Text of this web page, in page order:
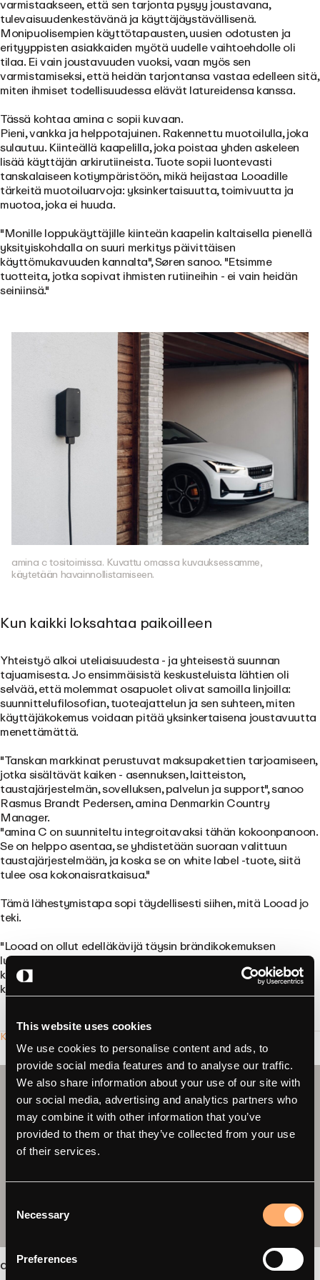
This website uses cookies
We use cookies to personalise content and ads, to
provide social media features and to analyse our traffic.
We also share information about your use of our site with
our social media, advertising and analytics partners who
may combine it with other information that you’ve
provided to them or that they’ve collected from your use
of their services.
Selection
Necessary
Preferences
varmistaakseen, että sen tarjonta pysyy joustavana,
tulevaisuudenkestävänä ja käyttäjäystävällisenä.
Monipuolisempien käyttötapausten, uusien odotusten ja
erityyppisten asiakkaiden myötä uudelle vaihtoehdolle oli
tilaa. Ei vain joustavuuden vuoksi, vaan myös sen
varmistamiseksi, että heidän tarjontansa vastaa edelleen sitä,
miten ihmiset todellisuudessa elävät latureidensa kanssa.
Tässä kohtaa amina c sopii kuvaan.
Pieni, vankka ja helppotajuinen.Rakennettu muotoilulla, joka
sulautuu. Kiinteällä kaapelilla, joka poistaa yhden askeleen
lisää käyttäjän arkirutiineista.Tuote sopii luontevasti
tanskalaiseen kotiympäristöön, mikä heijastaa Looadille
tärkeitä muotoiluarvoja: yksinkertaisuutta, toimivuutta ja
muotoa, joka ei huuda.
"Monille loppukäyttäjille kiinteän kaapelin kaltaisella pienellä
yksityiskohdalla on suuri merkitys päivittäisen
käyttömukavuuden kannalta", Søren sanoo. "Etsimme
tuotteita, jotka sopivat ihmisten rutiineihin - ei vain heidän
seiniinsä."
amina c tositoimissa. Kuvattu omassa kuvauksessamme,
käytetään havainnollistamiseen.
Kun kaikki loksahtaa paikoilleen
Yhteistyö alkoi uteliaisuudesta - ja yhteisestä suunnan
tajuamisesta. Jo ensimmäisistä keskusteluista lähtien oli
selvää, että molemmat osapuolet olivat samoilla linjoilla:
suunnittelufilosofian, tuoteajattelun ja sen suhteen, miten
käyttäjäkokemus voidaan pitää yksinkertaisena joustavuutta
menettämättä.
"Tanskan markkinat perustuvat maksupakettien tarjoamiseen,
jotka sisältävät kaiken - asennuksen, laitteiston,
taustajärjestelmän, sovelluksen, palvelun ja support", sanoo
Rasmus Brandt Pedersen, amina Denmarkin Country
Manager.
"amina C on suunniteltu integroitavaksi tähän kokoonpanoon.
Se on helppo asentaa, se yhdistetään suoraan valittuun
taustajärjestelmään, ja koska se on white label -tuote, siitä
tulee osa kokonaisratkaisua."
Tämä lähestymistapa sopi täydellisesti siihen, mitä Looad jo
teki.
"Looad on ollut edelläkävijä täysin brändikokemuksen
luomisessa loppukäyttäjälle", Rasmus lisää. "Koska amina
keskittyy toimittamaan hienoja laitteita CPO:ille - ja Looad
keskittyy asiakkaaseen - tämä on täydellinen yhdistelmä."
Katso, miksi se sopii
amina C / C2